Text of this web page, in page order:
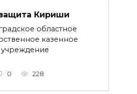
Кириши
областное
казенное
учреждение
0 228